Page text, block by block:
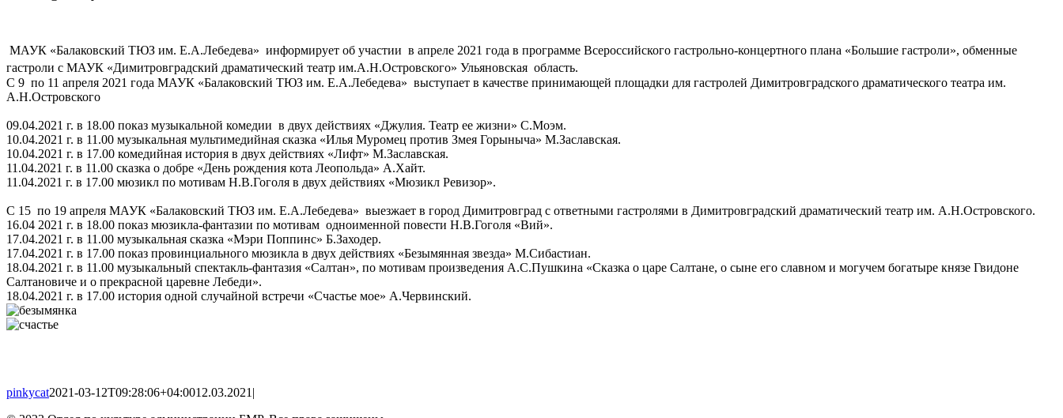
МАУК «Балаковский ТЮЗ им. Е.А.Лебедева» информирует об участии в апреле 2021 года в программе Всероссийского гастрольно-концертного плана «Большие гастроли», обменные
гастроли с МАУК «Димитровградский драматический театр им.А.Н.Островского» Ульяновская область.
С 9 по 11 апреля 2021 года МАУК «Балаковский ТЮЗ им. Е.А.Лебедева» выступает в качестве принимающей площадки для гастролей Димитровградского драматического театра им.
А.Н.Островского
09.04.2021 г. в 18.00 показ музыкальной комедии в двух действиях «Джулия. Театр ее жизни» С.Моэм.
10.04.2021 г. в 11.00 музыкальная мультимедийная сказка «Илья Муромец против Змея Горыныча» М.Заславская.
10.04.2021 г. в 17.00 комедийная история в двух действиях «Лифт» М.Заславская.
11.04.2021 г. в 11.00 сказка о добре «День рождения кота Леопольда» А.Хайт.
11.04.2021 г. в 17.00 мюзикл по мотивам Н.В.Гоголя в двух действиях «Мюзикл Ревизор».
С 15 по 19 апреля МАУК «Балаковский ТЮЗ им. Е.А.Лебедева» выезжает в город Димитровград с ответными гастролями в Димитровградский драматический театр им. А.Н.Островского.
16.04 2021 г. в 18.00 показ мюзикла-фантазии по мотивам одноименной повести Н.В.Гоголя «Вий».
17.04.2021 г. в 11.00 музыкальная сказка «Мэри Поппинс» Б.Заходер.
17.04.2021 г. в 17.00 показ провинциального мюзикла в двух действиях «Безымянная звезда» М.Сибастиан.
18.04.2021 г. в 11.00 музыкальный спектакль-фантазия «Салтан», по мотивам произведения А.С.Пушкина «Сказка о царе Салтане, о сыне его славном и могучем богатыре князе Гвидоне
Салтановиче и о прекрасной царевне Лебеди».
18.04.2021 г. в 17.00 история одной случайной встречи «Счастье мое» А.Червинский.
pinkycat2021-03-12T09:28:06+04:0012.03.2021|